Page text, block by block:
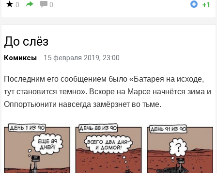
0 0 +1
До слёз
Комиксы 15 февраля 2019, 23:00
Последним его сообщением было «Батарея на исходе,
тут становится темно». Вскоре на Марсе начнётся зима и
Оппортьюнити навсегда замёрзнет во тьме.